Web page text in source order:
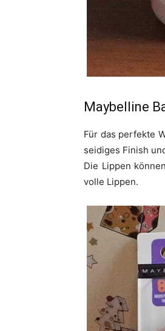
Maybelline
Für das perfekte
seidiges Finish
Die Lippen
volle Lippen.